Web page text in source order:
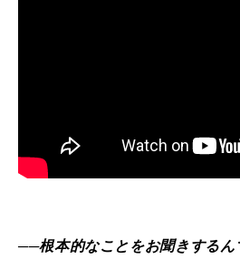
──根本的なことをお聞きするん